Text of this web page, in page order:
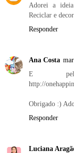
Adorei a
Reciclar e
Responder
Ana Costa
E
http://
Obrigado :)
Responder
Luciana